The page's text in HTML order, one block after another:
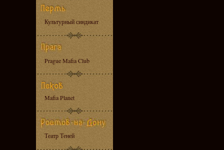
Культурный синдикат
Prague Mafia Club
Mafia Planet
Театр Теней